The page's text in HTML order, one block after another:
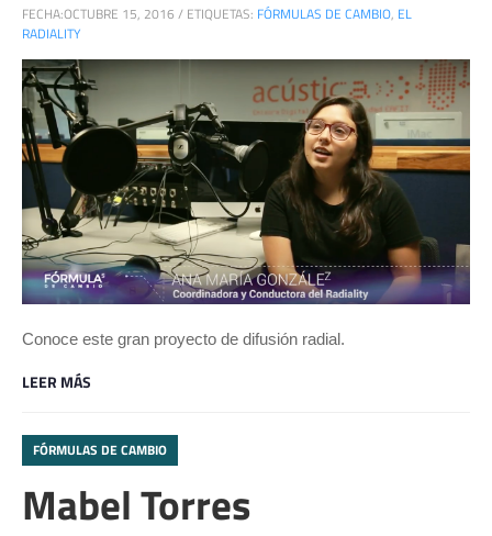
FECHA:OCTUBRE 15, 2016 / ETIQUETAS: FÓRMULAS DE CAMBIO, EL
RADIALITY
Conoce este gran proyecto de difusión radial.
LEER MÁS
FÓRMULAS DE CAMBIO
Mabel Torres